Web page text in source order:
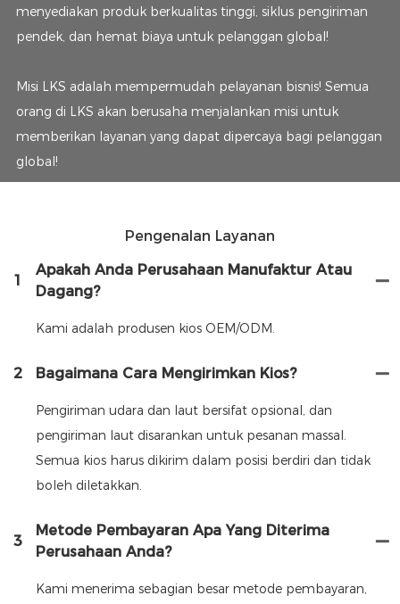
menyediakan produk berkualitas tinggi, siklus pengiriman
pendek, dan hemat biaya untuk pelanggan global!
Misi LKS adalah mempermudah pelayanan bisnis! Semua
orang di LKS akan berusaha menjalankan misi untuk
memberikan layanan yang dapat dipercaya bagi pelanggan
global!
Pengenalan Layanan
1
Apakah Anda Perusahaan Manufaktur Atau
Dagang?
Kami adalah produsen kios OEM/ODM.
2 Bagaimana Cara Mengirimkan Kios?
Pengiriman udara dan laut bersifat opsional, dan
pengiriman laut disarankan untuk pesanan massal.
Semua kios harus dikirim dalam posisi berdiri dan tidak
boleh diletakkan.
3
Metode Pembayaran Apa Yang Diterima
Perusahaan Anda?
Kami menerima sebagian besar metode pembayaran,